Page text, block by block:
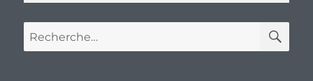
Recherche
pour :